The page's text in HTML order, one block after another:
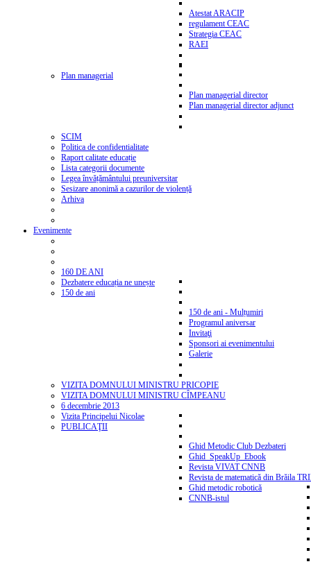
Atestat ARACIP
regulament CEAC
Strategia CEAC
RAEI
Plan managerial
Plan managerial director
Plan managerial director adjunct
SCIM
Politica de confidentialitate
Raport calitate educație
Lista categorii documente
Legea învățământului preuniversitar
Sesizare anonimă a cazurilor de violență
Arhiva
Evenimente
160 DE ANI
Dezbatere educația ne unește
150 de ani
150 de ani - Mulțumiri
Programul aniversar
Invitaţi
Sponsori ai evenimentului
Galerie
VIZITA DOMNULUI MINISTRU PRICOPIE
VIZITA DOMNULUI MINISTRU CÎMPEANU
6 decembrie 2013
Vizita Principelui Nicolae
PUBLICAŢII
Ghid Metodic Club Dezbateri
Ghid_SpeakUp_Ebook
Revista VIVAT CNNB
Revista de matematică din Brăila
Ghid metodic robotică
CNNB-istul